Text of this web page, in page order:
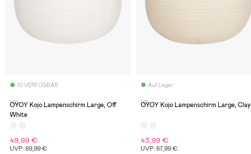
10 VERFÜGBAR
(0)
OYOY Kojo Lampenschirm Large, Off
White
49,99 €
UVP: 69,99 €
Auf Lager
(0)
OYOY Kojo Lampenschirm Large, Clay
43,99 €
UVP: 67,99 €